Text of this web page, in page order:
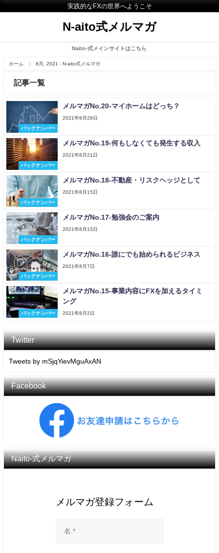
実践的なFXの世界へようこそ
N-aito式メルマガ
Naito-式メインサイトはこちら
ホーム 8月, 2021 - N-aito式メルマガ
記事一覧
バックナンバー
メルマガNo.20-マイホームはどっち？
2021年8月29日
バックナンバー
メルマガNo.19-何もしなくても発生する収入
2021年8月21日
バックナンバー
メルマガNo.18-不動産・リスクヘッジとして
2021年8月15日
バックナンバー
メルマガNo.17-勉強会のご案内
2021年8月15日
バックナンバー
メルマガNo.16-誰にでも始められるビジネス
2021年8月7日
バックナンバー
メルマガNo.15-事業内容にFXを加えるタイミ
ング
2021年8月2日
Twitter
Tweets by mSjqYievMguAxAN
Facebook
Naito-式メルマガ
メルマガ登録フォーム